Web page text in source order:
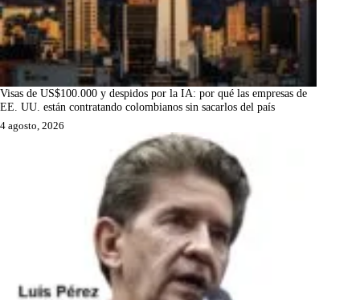
Visas de US$100.000 y despidos por la IA: por qué las empresas de
EE. UU. están contratando colombianos sin sacarlos del país
4 agosto, 2026